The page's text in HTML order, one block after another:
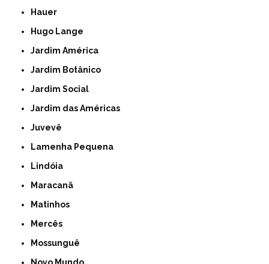
Hauer
Hugo Lange
Jardim América
Jardim Botânico
Jardim Social
Jardim das Américas
Juvevê
Lamenha Pequena
Lindóia
Maracanã
Matinhos
Mercês
Mossunguê